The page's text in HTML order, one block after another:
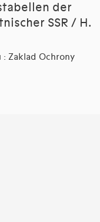
der
SSR / H.
: Zaklad Ochrony